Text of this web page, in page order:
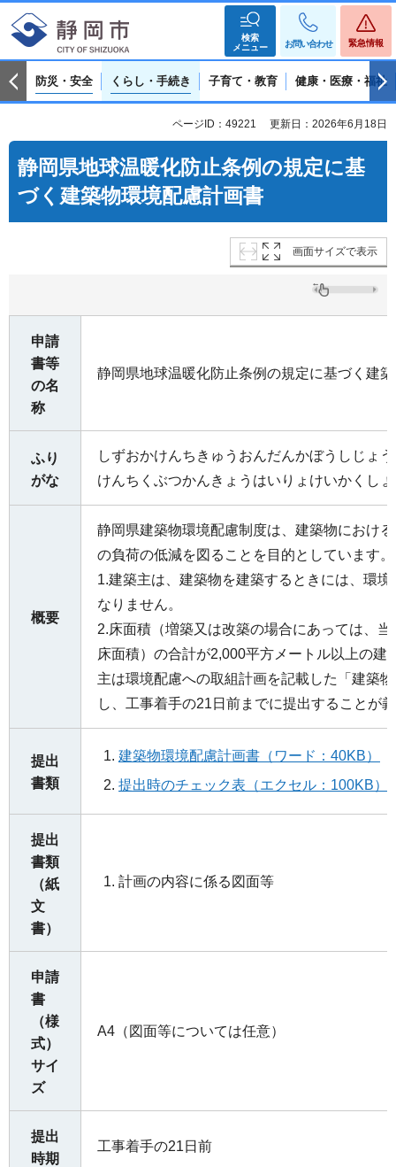
検索
メニュー
お問い合わせ 緊急情報
防災・安全 くらし・手続き 子育て・教育 健康・医療・福祉
ページID：49221 更新日：2026年6月18日
静岡県地球温暖化防止条例の規定に基
づく建築物環境配慮計画書
画面サイズで表示
申請
書等
の名
称
静岡県地球温暖化防止条例の規定に基づく建
ふり
がな
しずおかけんちきゅうおんだんかぼうしじょ
けんちくぶつかんきょうはいりょけいかくしょ
概要
静岡県建築物環境配慮制度は、建築物におけ
の負荷の低減を図ることを目的としています。
1.建築主は、建築物を建築するときには、環
なりません。
2.床面積（増築又は改築の場合にあっては、
床面積）の合計が2,000平方メートル以上の建
主は環境配慮への取組計画を記載した「建築
し、工事着手の21日前までに提出することが
提出
書類
建築物環境配慮計画書（ワード：40KB）
提出時のチェック表（エクセル：100KB）
提出
書類
（紙
文
書）
計画の内容に係る図面等
申請
書
（様
式）
サイ
ズ
A4（図面等については任意）
提出
時期
工事着手の21日前